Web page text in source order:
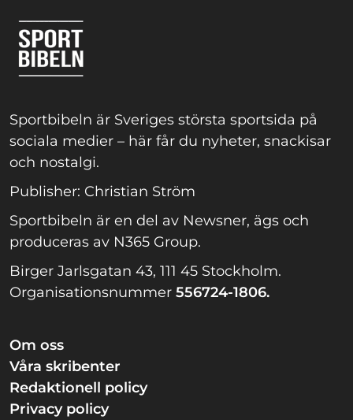
Sportbibeln är Sveriges största sportsida på
sociala medier – här får du nyheter, snackisar
och nostalgi.
Publisher: Christian Ström
Sportbibeln är en del av Newsner, ägs och
produceras av N365 Group.
Birger Jarlsgatan 43, 111 45 Stockholm.
Organisationsnummer 556724-1806.
Om oss
Våra skribenter
Redaktionell policy
Privacy policy